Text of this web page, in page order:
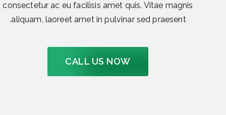
consectetur ac eu facilisis amet quis. Vitae magnis
aliquam, laoreet amet in pulvinar sed praesent.
CALL US NOW